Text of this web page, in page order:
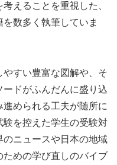
えることを重視した、
数多く執筆していま
すい豊富な図解や、そ
ドがふんだんに盛り込
められる工夫が随所に
を控えた学生の受験対
ニュースや日本の地域
めの学び直しのバイブ